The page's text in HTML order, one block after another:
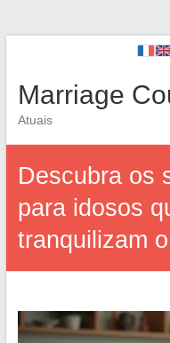
Marriage
Atuais
Descubra os
para idosos
tranquilizam